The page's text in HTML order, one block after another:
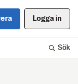
Logga in
Sök